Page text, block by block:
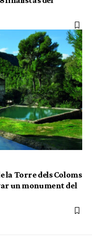
la Torre dels Coloms
un monument del